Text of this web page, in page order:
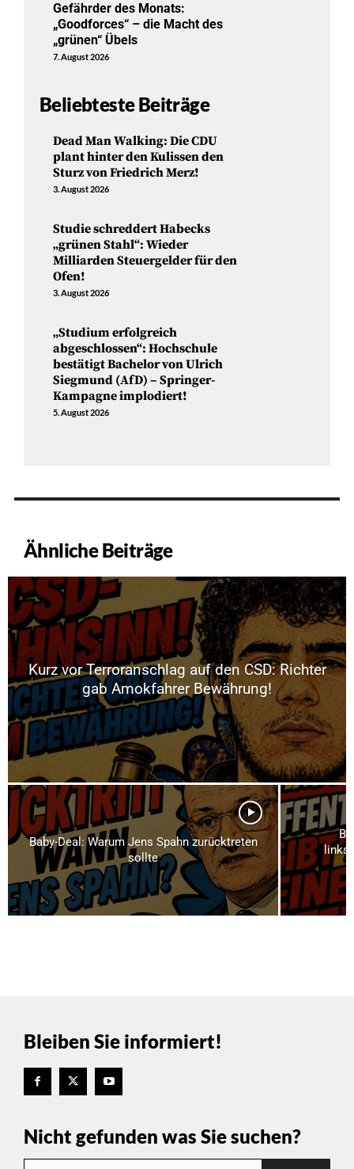
Gefährder des Monats:
„Goodforces“ – die Macht des
„grünen“ Übels
7. August 2026
Beliebteste Beiträge
Dead Man Walking: Die CDU
plant hinter den Kulissen den
Sturz von Friedrich Merz!
3. August 2026
Studie schreddert Habecks
„grünen Stahl“: Wieder
Milliarden Steuergelder für den
Ofen!
3. August 2026
„Studium erfolgreich
abgeschlossen“: Hochschule
bestätigt Bachelor von Ulrich
Siegmund (AfD) – Springer-
Kampagne implodiert!
5. August 2026
Ähnliche Beiträge
Kurz vor Terroranschlag auf den CSD: Richter
gab Amokfahrer Bewährung!
Baby-Deal: Warum Jens Spahn zurücktreten
sollte
Bleiben Sie informiert!
Nicht gefunden was Sie suchen?